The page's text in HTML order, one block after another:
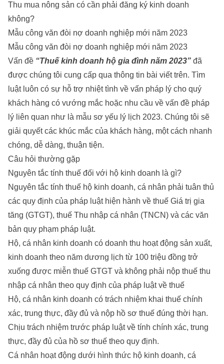
Thu mua nông sản có cần phải đăng ký kinh doanh
không?
Mẫu công văn đòi nợ doanh nghiệp mới năm 2023
Mẫu công văn đòi nợ doanh nghiệp mới năm 2023
Vấn đề “Thuế kinh doanh hộ gia đình năm 2023” đã
được chúng tôi cung cấp qua thông tin bài viết trên. Tìm
luật luôn có sự hỗ trợ nhiệt tình về vấn pháp lý cho quý
khách hàng có vướng mắc hoặc nhu cầu về vấn đề pháp
lý liên quan như là mẫu sơ yếu lý lịch 2023. Chúng tôi sẽ
giải quyết các khúc mắc của khách hàng, một cách nhanh
chóng, dễ dàng, thuận tiện.
Câu hỏi thường gặp
Nguyên tắc tính thuế đối với hộ kinh doanh là gì?
Nguyên tắc tính thuế hộ kinh doanh, cá nhân phải tuân thủ
các quy định của pháp luật hiện hành về thuế Giá trị gia
tăng (GTGT), thuế Thu nhập cá nhân (TNCN) và các văn
bản quy phạm pháp luật.
Hộ, cá nhân kinh doanh có doanh thu hoạt động sản xuất,
kinh doanh theo năm dương lịch từ 100 triệu đồng trở
xuống được miễn thuế GTGT và không phải nộp thuế thu
nhập cá nhân theo quy định của pháp luật về thuế
Hộ, cá nhân kinh doanh có trách nhiệm khai thuế chính
xác, trung thực, đầy đủ và nộp hồ sơ thuế đúng thời hạn.
Chịu trách nhiệm trước pháp luật về tính chính xác, trung
thực, đầy đủ của hồ sơ thuế theo quy định.
Cá nhân hoạt động dưới hình thức hộ kinh doanh, cá